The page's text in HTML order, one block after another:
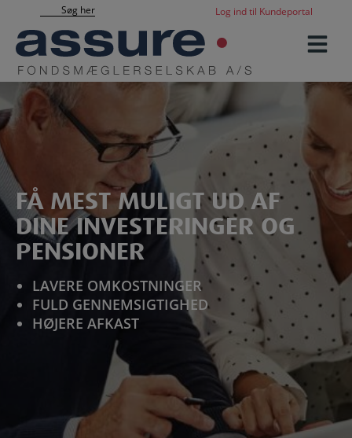
indholdet
Søg her Log ind til Kundeportal
FÅ MEST MULIGT UD AF
DINE INVESTERINGER OG
PENSIONER
LAVERE OMKOSTNINGER
FULD GENNEMSIGTIGHED
HØJERE AFKAST